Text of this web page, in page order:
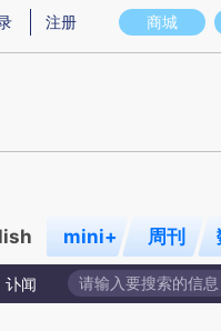
实意图存在偏差。不代表财新观
商城
注册
mini+ 周刊
讣闻